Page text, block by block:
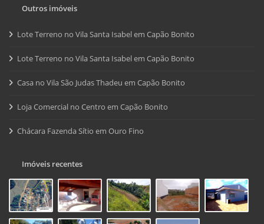
Outros imóveis
Lote Terreno no Vila Santa Isabel em Capão Bonito
Lote Terreno no Vila Santa Isabel em Capão Bonito
Casa no Vila São Judas Thadeu em Capão Bonito
Loja Comercial no Centro em Capão Bonito
Chácara Fazenda Sítio em Ouro Fino
Imóveis recentes